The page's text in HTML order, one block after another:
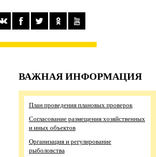
ВАЖНАЯ ИНФОРМАЦИЯ
План проведения плановых проверок
Согласование размещения хозяйственных
и иных объектов
Организация и регулирование
рыболовства